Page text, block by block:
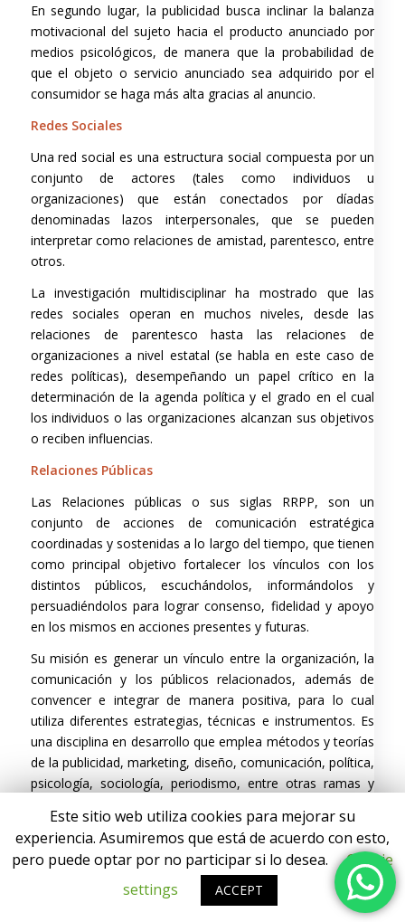
En segundo lugar, la publicidad busca inclinar la balanza
motivacional del sujeto hacia el producto anunciado por
medios psicológicos, de manera que la probabilidad de
que el objeto o servicio anunciado sea adquirido por el
consumidor se haga más alta gracias al anuncio.
Redes Sociales
Una red social es una estructura social compuesta por un
conjunto de actores (tales como individuos u
organizaciones) que están conectados por díadas
denominadas lazos interpersonales, que se pueden
interpretar como relaciones de amistad, parentesco, entre
otros.
La investigación multidisciplinar ha mostrado que las
redes sociales operan en muchos niveles, desde las
relaciones de parentesco hasta las relaciones de
organizaciones a nivel estatal (se habla en este caso de
redes políticas), desempeñando un papel crítico en la
determinación de la agenda política y el grado en el cual
los individuos o las organizaciones alcanzan sus objetivos
o reciben influencias.
Relaciones Públicas
Las Relaciones públicas o sus siglas RRPP, son un
conjunto de acciones de comunicación estratégica
coordinadas y sostenidas a lo largo del tiempo, que tienen
como principal objetivo fortalecer los vínculos con los
distintos públicos, escuchándolos, informándolos y
persuadiéndolos para lograr consenso, fidelidad y apoyo
en los mismos en acciones presentes y futuras.
Su misión es generar un vínculo entre la organización, la
comunicación y los públicos relacionados, además de
convencer e integrar de manera positiva, para lo cual
utiliza diferentes estrategias, técnicas e instrumentos. Es
una disciplina en desarrollo que emplea métodos y teorías
de la publicidad, marketing, diseño, comunicación, política,
psicología, sociología, periodismo, entre otras ramas y
Reputación online
La reputación online es el reflejo del prestigio o estima de
una persona o marca en Internet. A diferencia de la
marca, que se puede generar a través de medios
Este sitio web utiliza cookies para mejorar su
experiencia. Asumiremos que está de acuerdo con esto,
pero puede optar por no participar si lo desea.
Cookie
settings
ACCEPT